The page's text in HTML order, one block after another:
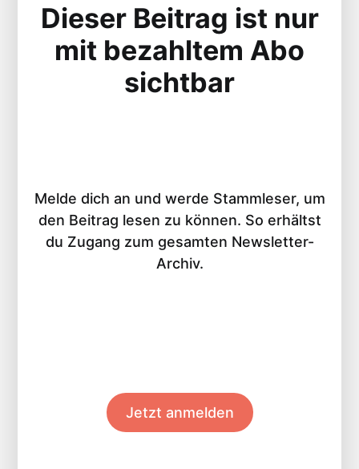
Dieser Beitrag ist nur
mit bezahltem Abo
sichtbar
Melde dich an und werde Stammleser, um
den Beitrag lesen zu können. So erhältst
du Zugang zum gesamten Newsletter-
Archiv.
Jetzt anmelden